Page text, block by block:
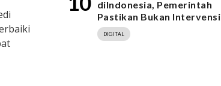
diIndonesia, Pemerintah
Pastikan Bukan Intervensi
DIGITAL